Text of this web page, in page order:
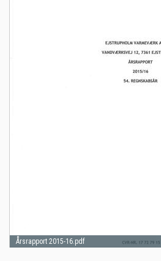
Årsrapport 2015-16.pdf